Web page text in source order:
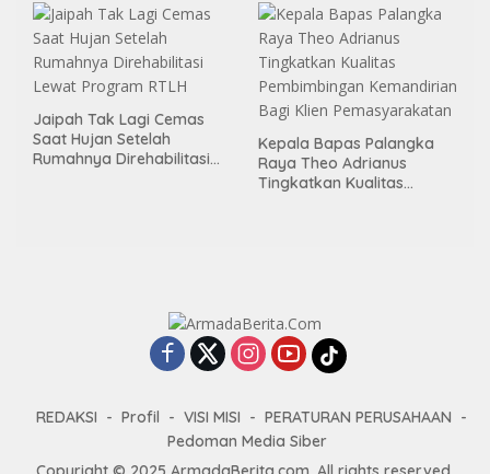
ke-81
Jaipah Tak Lagi Cemas
Saat Hujan Setelah
Rumahnya Direhabilitasi
Kepala Bapas Palangka
Raya Theo Adrianus
Tingkatkan Kualitas
REDAKSI Profil VISI MISI
PERATURAN PERUSAHAAN
Pedoman Media Siber